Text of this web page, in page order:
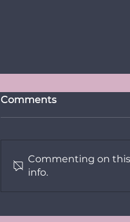
PRESSITEADE:
Comments
Commenting on
info.